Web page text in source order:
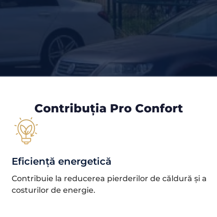
Contribuția Pro Confort
Eficiență energetică​
Contribuie la reducerea pierderilor de căldură și a
costurilor de energie.​